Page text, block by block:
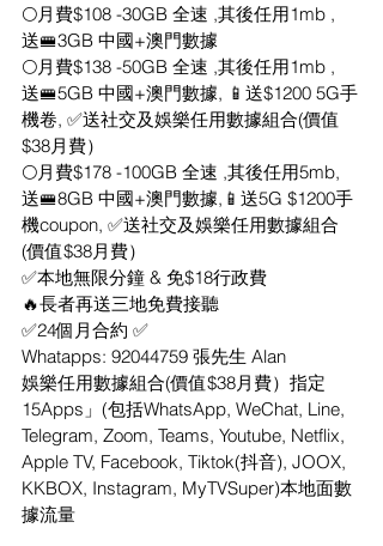
🌕月費$108 -30GB 全速 ,其後任用1mb ,
送🚝3GB 中國+澳門數據
🌕月費$138 -50GB 全速 ,其後任用1mb ,
送🚝5GB 中國+澳門數據, 📱送$1200 5G手
機卷, ✅送社交及娛樂任用數據組合(價值
$38月費）
🌕月費$178 -100GB 全速 ,其後任用5mb,
送🚝8GB 中國+澳門數據,📱送5G $1200手
機coupon, ✅送社交及娛樂任用數據組合
(價值$38月費）
✅本地無限分鐘 & 免$18行政費
🔥長者再送三地免費接聽
✅24個月合約 ✅
Whatapps: 92044759 張先生 Alan
娛樂任用數據組合(價值$38月費）指定
15Apps」(包括WhatsApp, WeChat, Line,
Telegram, Zoom, Teams, Youtube, Netflix,
Apple TV, Facebook, Tiktok(抖音), JOOX,
KKBOX, Instagram, MyTVSuper)本地面數
據流量